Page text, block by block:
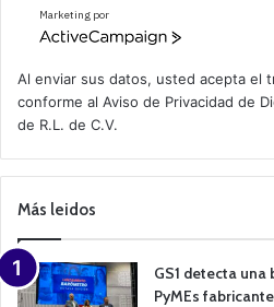
Marketing por
A
v
e
a
m
a
n
Al enviar sus datos, usted acepta el
conforme al Aviso de Privacidad de
de R.L. de C.V.
Más leidos
GS1 detecta
PyMEs